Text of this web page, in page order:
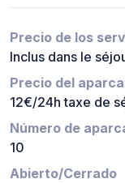
Precio de los
Inclus dans le
Precio del
12€/24h taxe de
Número de
10
Abierto/Cerrado